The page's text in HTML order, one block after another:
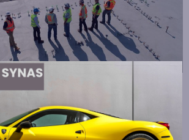
till OHLA Sveriges ledning
sin ledningsgrupp genom att anställa